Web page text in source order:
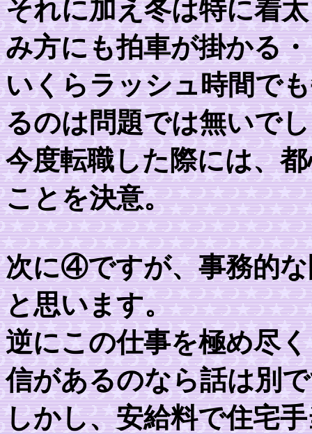
それに加え冬は特に着
み方にも拍車が掛かる
いくらラッシュ時間で
るのは問題では無いで
今度転職した際には、
ことを決意。
次に④ですが、事務的
と思います。
逆にこの仕事を極め尽
信があるのなら話は別
しかし、安給料で住宅